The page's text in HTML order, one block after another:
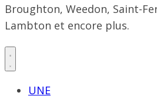
Broughton, Weedon, Saint-
Lambton et encore plus.
UNE